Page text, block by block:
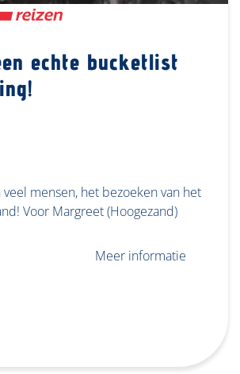
echte bucketlist
mensen, het bezoeken van het
Voor Margreet (Hoogezand)
Meer informatie